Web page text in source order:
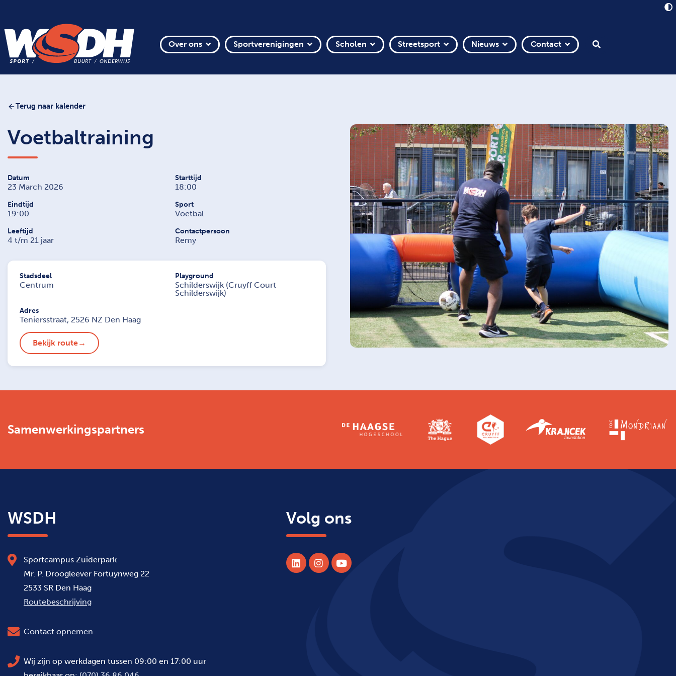
Over ons Sportverenigingen Scholen Streetsport Nieuws Contact
Terug naar kalender
Voetbaltraining
Datum
23 March 2026
Starttijd
18:00
Eindtijd
19:00
Sport
Voetbal
Leeftijd
4 t/m 21 jaar
Contactpersoon
Remy
Stadsdeel
Centrum
Playground
Schilderswijk (Cruyff Court
Schilderswijk)
Adres
Teniersstraat, 2526 NZ Den Haag
Bekijk route
Samenwerkingspartners
WSDH
Sportcampus Zuiderpark
Mr. P. Droogleever Fortuynweg 22
2533 SR Den Haag
Routebeschrijving
Contact opnemen
Wij zijn op werkdagen tussen 09:00 en 17:00 uur
Volg ons